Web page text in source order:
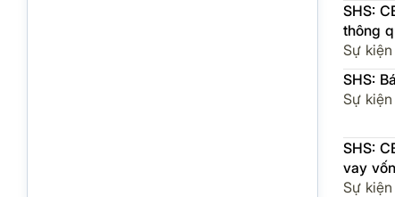
SHS:
thông
liệu
Sự kiện
SHS:
Sự kiện
SHS:
vay
Sự kiện